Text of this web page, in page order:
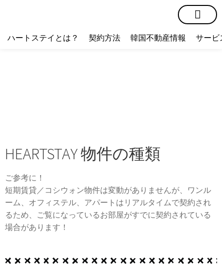
ハートステイとは？ 契約方法 韓国不動産情報 サービ
HEARTSTAY 物件の種類
ご参考に！
短期賃貸／コシウォン物件は変動がありませんが、ワンル
ーム、オフィステル、アパートはリアルタイムで契約され
るため、ご覧になっているお部屋がすでに契約されている
場合があります！